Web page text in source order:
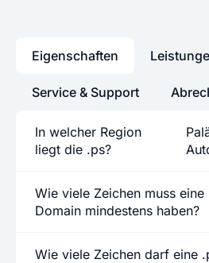
Eigenschaften
In welcher Region
liegt die .ps?
Wie viele Zeichen muss eine
Domain mindestens haben?
Wie viele Zeichen darf eine
Service & Support